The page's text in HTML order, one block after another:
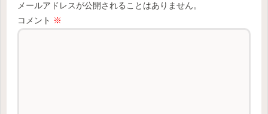
メールアドレスが公開されることはありません。
コメント ※